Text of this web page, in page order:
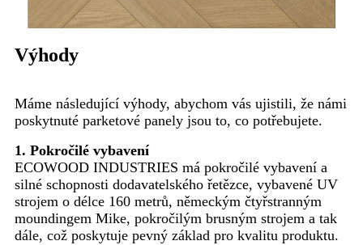
Výhody
Máme následující výhody, abychom vás ujistili, že námi
poskytnuté parketové panely jsou to, co potřebujete.
1. Pokročilé vybavení
ECOWOOD INDUSTRIES má pokročilé vybavení a
silné schopnosti dodavatelského řetězce, vybavené UV
strojem o délce 160 metrů, německým čtyřstranným
moundingem Mike, pokročilým brusným strojem a tak
dále, což poskytuje pevný základ pro kvalitu produktu.